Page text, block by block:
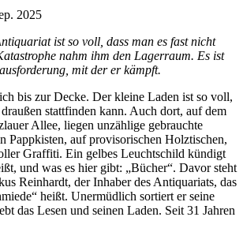
2025
ist so voll, dass man es fast nicht
nahm ihm den Lagerraum. Es ist
mit der er kämpft.
bis zur Decke. Der kleine Laden ist so voll,
stattfinden kann. Auch dort, auf dem
Allee, liegen unzählige gebrauchte
Pappkisten, auf provisorischen Holztischen,
Graffiti. Ein gelbes Leuchtschild kündigt
und was es hier gibt: „Bücher“. Davor steht
Reinhardt, der Inhaber des Antiquariats, das
heißt. Unermüdlich sortiert er seine
das Lesen und seinen Laden. Seit 31 Jahren